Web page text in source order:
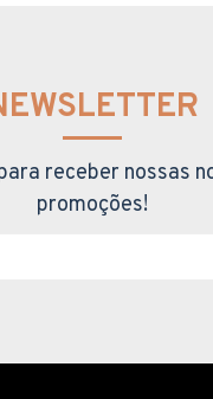
receber nossas
promoções!